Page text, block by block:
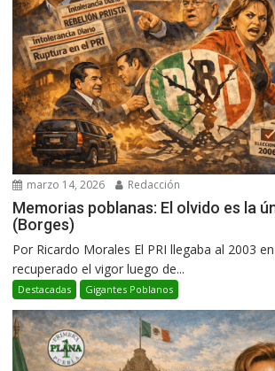
marzo 14, 2026 Redacción
Memorias poblanas: El olvido es la
(Borges)
Por Ricardo Morales El PRI llegaba al 2003
recuperado el vigor luego de...
Destacadas Gigantes Poblanos